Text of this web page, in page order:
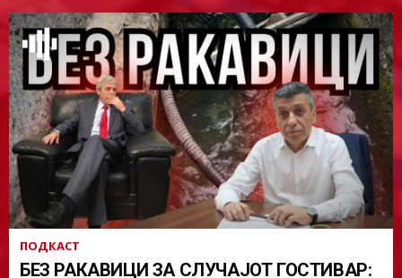
ПОДКАСТ
БЕЗ РАКАВИЦИ ЗА СЛУЧАЈОТ ГОСТИВАР: